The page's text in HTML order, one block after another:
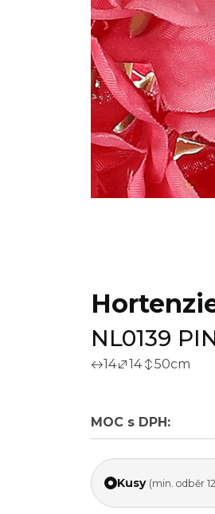
NL0139
14 14 50cm
MOC s DPH:
Kusy (min. odběr